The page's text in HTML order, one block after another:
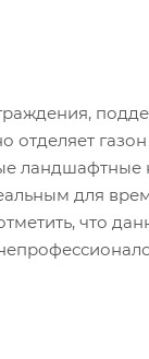
отделяет
для
что